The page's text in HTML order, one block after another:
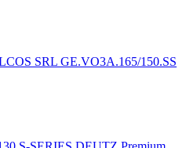
SRL GE.VO3A.165/150.SS